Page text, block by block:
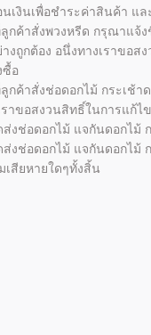
นเงินเพื่อชำระค่าสินค้า แ
กค้าสั่งพวงหรีด กรุณาแจ้ง
างถูกต้อง อนึ่งทางเราขอ
ซื้อ
กค้าสั่งช่อดอกไม้ กระเช้า
ราขอสงวนสิทธิ์ในการแก้
ส่งช่อดอกไม้ แจกันดอกไม้
ส่งช่อดอกไม้ แจกันดอกไม้
เสียหายใดๆทั้งสิ้น